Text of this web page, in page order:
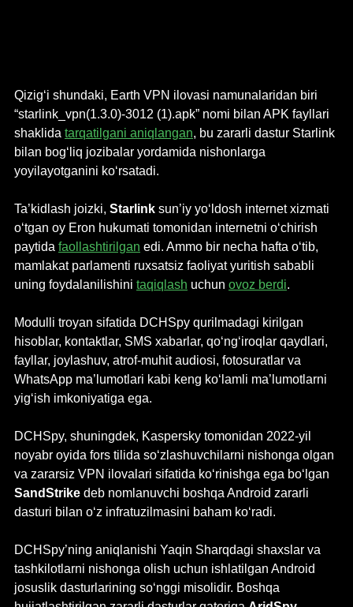
Qizig‘i shundaki, Earth VPN ilovasi namunalaridan biri
“starlink_vpn(1.3.0)-3012 (1).apk” nomi bilan APK fayllari
shaklida tarqatilgani aniqlangan, bu zararli dastur Starlink
bilan bog‘liq jozibalar yordamida nishonlarga
yoyilayotganini ko‘rsatadi.
Ta’kidlash joizki, Starlink sun’iy yo‘ldosh internet xizmati
o‘tgan oy Eron hukumati tomonidan internetni o‘chirish
paytida faollashtirilgan edi. Ammo bir necha hafta o‘tib,
mamlakat parlamenti ruxsatsiz faoliyat yuritish sababli
uning foydalanilishini taqiqlash uchun ovoz berdi.
Modulli troyan sifatida DCHSpy qurilmadagi kirilgan
hisoblar, kontaktlar, SMS xabarlar, qo‘ng‘iroqlar qaydlari,
fayllar, joylashuv, atrof-muhit audiosi, fotosuratlar va
WhatsApp ma’lumotlari kabi keng ko‘lamli ma’lumotlarni
yig‘ish imkoniyatiga ega.
DCHSpy, shuningdek, Kaspersky tomonidan 2022-yil
noyabr oyida fors tilida so‘zlashuvchilarni nishonga olgan
va zararsiz VPN ilovalari sifatida ko‘rinishga ega bo‘lgan
SandStrike deb nomlanuvchi boshqa Android zararli
dasturi bilan o‘z infratuzilmasini baham ko‘radi.
DCHSpy’ning aniqlanishi Yaqin Sharqdagi shaxslar va
tashkilotlarni nishonga olish uchun ishlatilgan Android
josuslik dasturlarining so‘nggi misolidir. Boshqa